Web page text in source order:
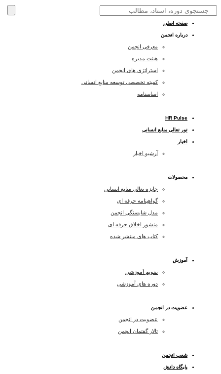
صفحه اصلی
درباره انجمن
معرفی انجمن
هیئت مدیره
استراتژی های انجمن
کمیته تخصصی توسعه منابع انسانی
اساسنامه
HR Pulse
تور تعالی منابع انسانی
اخبار
آرشیو اخبار
محصولات
جایزه تعالی منابع انسانی
گواهینامه حرفه ای
مدل شایستگی انجمن
منشور اخلاق حرفه ای
کتاب های منتشر شده
آموزش
تقویم آموزشی
دوره های آموزشی
عضویت در انجمن
عضویت در انجمن
تالار گفتمان انجمن
شعب انجمن
پایگاه دانش